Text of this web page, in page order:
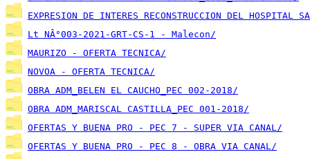
EXPRESION DE INTERES RECONSTRUCCION DEL
Lt NÂ°003-2021-GRT-CS-1 - Malecon/
MAURIZO - OFERTA TECNICA/
NOVOA - OFERTA TECNICA/
OBRA ADM_BELEN EL CAUCHO_PEC 002-2018/
OBRA ADM_MARISCAL CASTILLA_PEC 001-2018/
OFERTAS Y BUENA PRO - PEC 7 - SUPER VIA CANAL/
OFERTAS Y BUENA PRO - PEC 8 - OBRA VIA CANAL/